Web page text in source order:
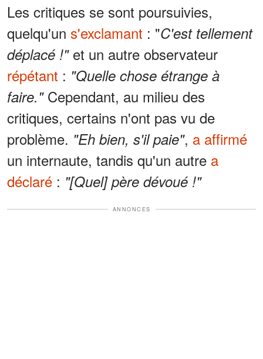
Les critiques se sont poursuivies,
quelqu'un s'exclamant : "C'est tellement
déplacé !"et un autre observateur
répétant : "Quelle chose étrange à
faire."Cependant, au milieu des
critiques, certains n'ont pas vu de
problème. "Eh bien, s'il paie", a affirmé
un internaute, tandis qu'un autre a
déclaré : "[Quel] père dévoué !"
ANNONCES